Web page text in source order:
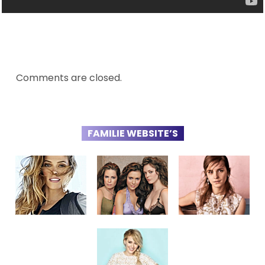
Comments are closed.
FAMILIE WEBSITE’S